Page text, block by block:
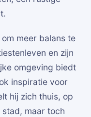
meer balans te
en zijn
omgeving biedt
inspiratie voor
hij zich thuis, op
maar toch